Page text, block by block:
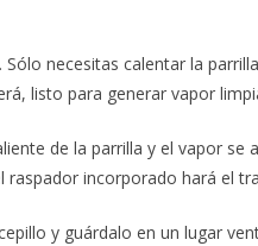
necesitas calentar la
listo para generar vapor
de la parrilla y el vapor se
raspador incorporado hará el
y guárdalo en un lugar